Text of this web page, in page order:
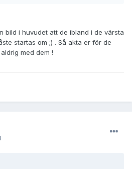
bild i huvudet att de ibland i de värsta
startas om ;) . Så akta er för de
med dem !